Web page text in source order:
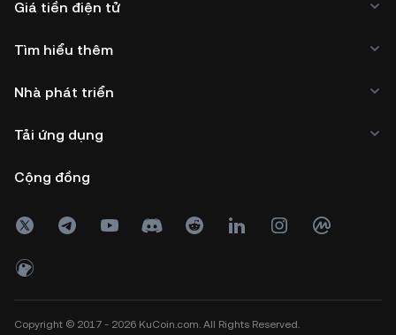
Giá tiền điện tử
Tìm hiểu thêm
Nhà phát triển
Tải ứng dụng
Cộng đồng
Copyright © 2017 - 2026 KuCoin.com. All Rights Reserved.